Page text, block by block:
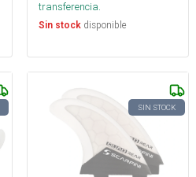
transferencia.
Sin stock disponible
SIN STOCK